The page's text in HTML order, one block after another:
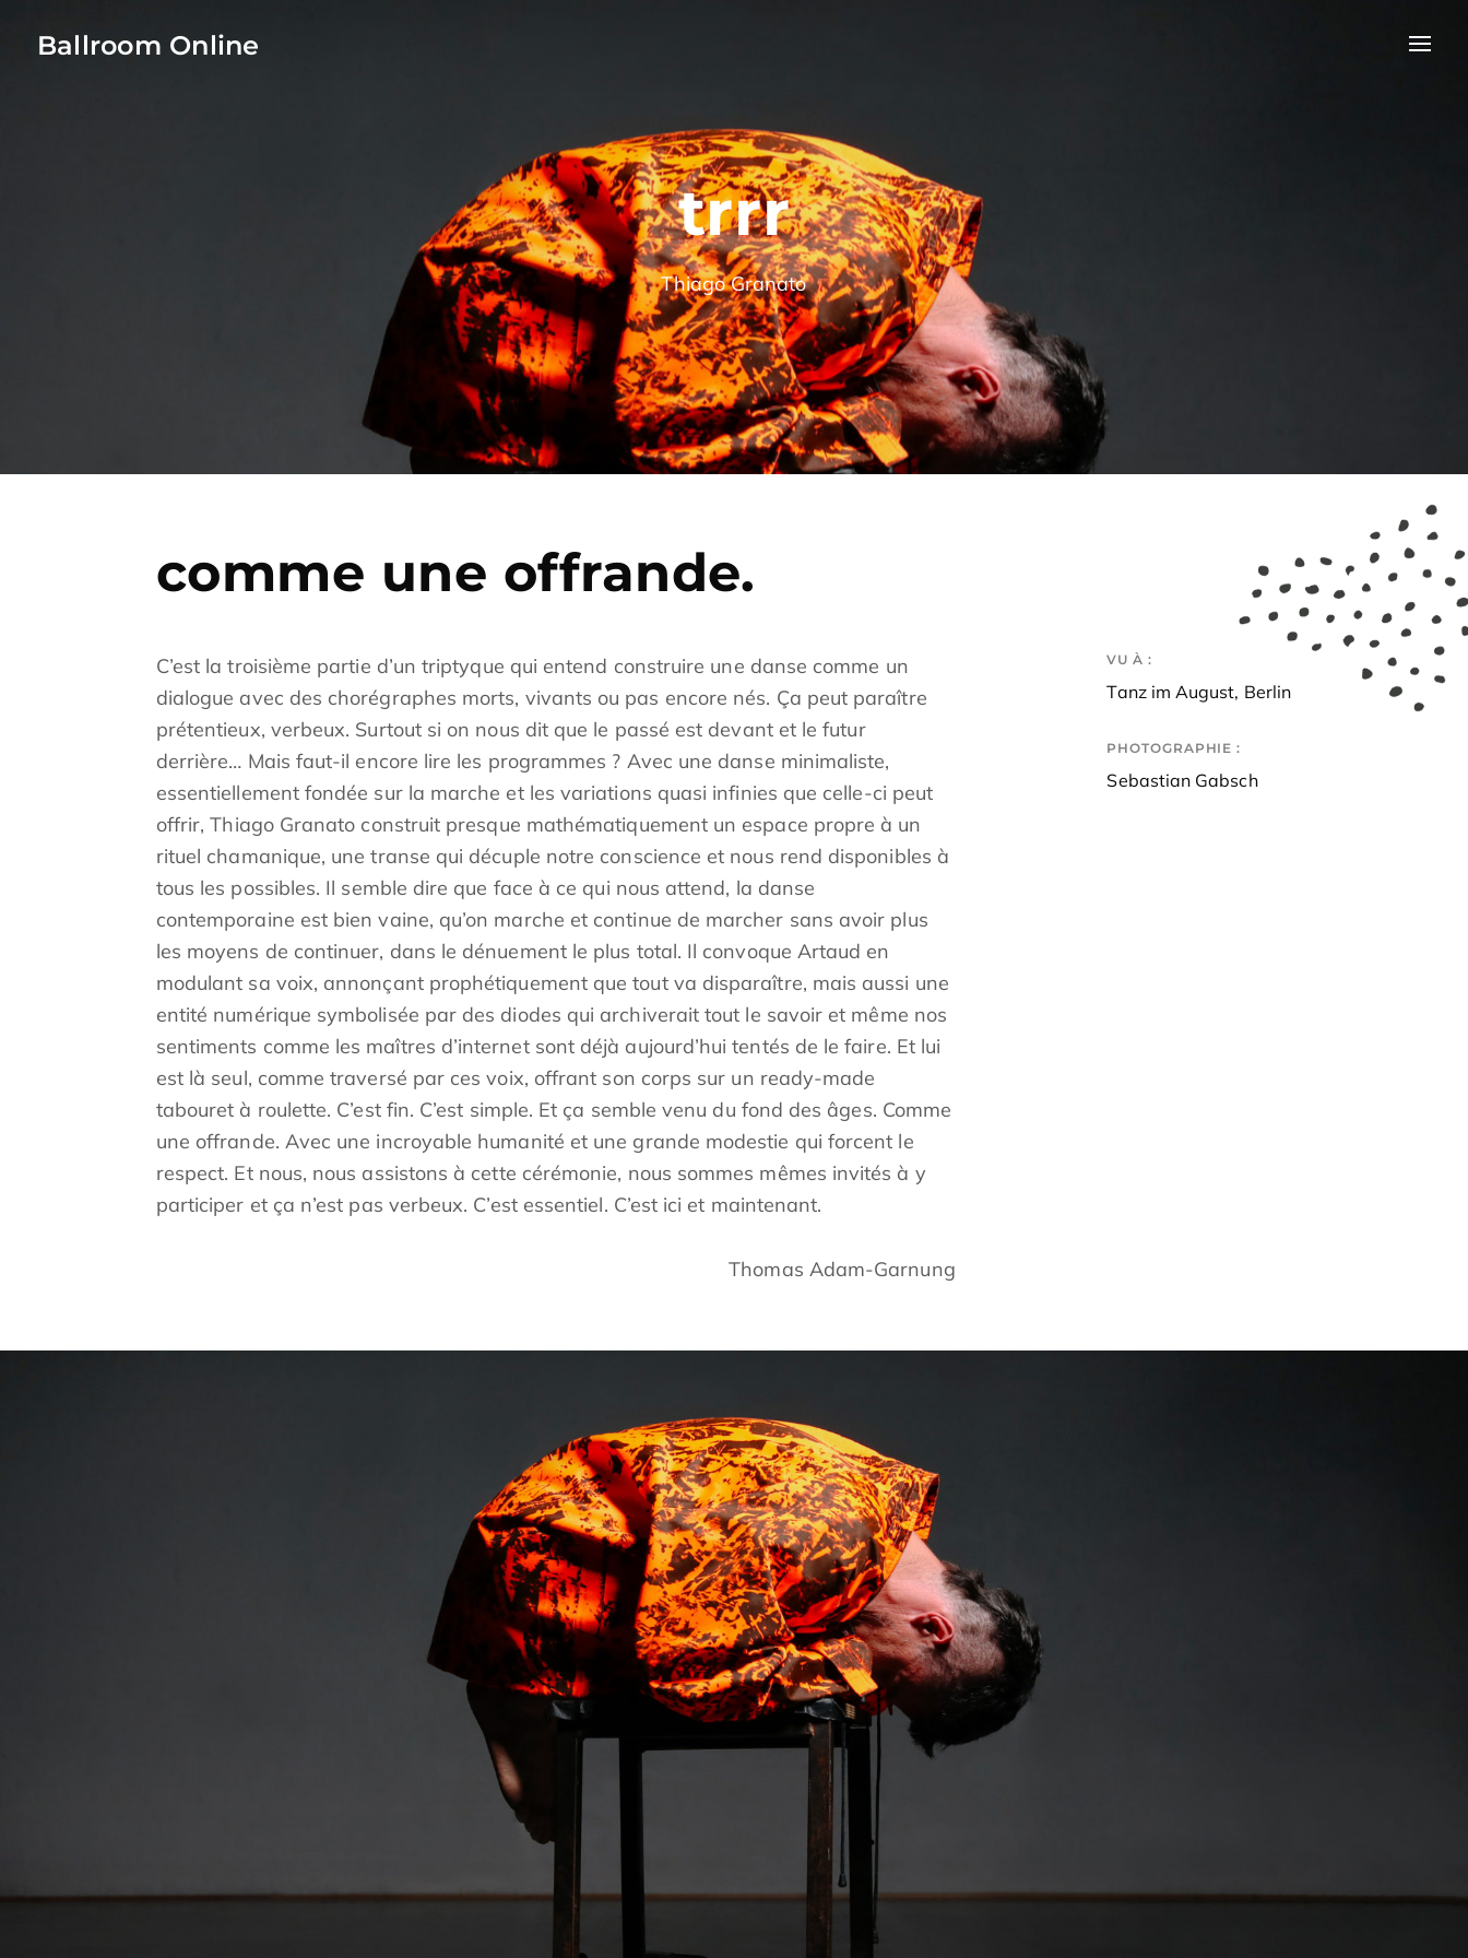
Ballroom Online
trrr
Thiago Granato
comme une offrande.
C’est la troisième partie d’un triptyque qui entend construire une danse comme un
dialogue avec des chorégraphes morts, vivants ou pas encore nés. Ça peut paraître
prétentieux, verbeux. Surtout si on nous dit que le passé est devant et le futur
derrière… Mais faut-il encore lire les programmes ? Avec une danse minimaliste,
essentiellement fondée sur la marche et les variations quasi infinies que celle-ci peut
offrir, Thiago Granato construit presque mathématiquement un espace propre à un
rituel chamanique, une transe qui décuple notre conscience et nous rend disponibles à
tous les possibles. Il semble dire que face à ce qui nous attend, la danse
contemporaine est bien vaine, qu’on marche et continue de marcher sans avoir plus
les moyens de continuer, dans le dénuement le plus total. Il convoque Artaud en
modulant sa voix, annonçant prophétiquement que tout va disparaître, mais aussi une
entité numérique symbolisée par des diodes qui archiverait tout le savoir et même nos
sentiments comme les maîtres d’internet sont déjà aujourd’hui tentés de le faire. Et lui
est là seul, comme traversé par ces voix, offrant son corps sur un ready-made
tabouret à roulette. C’est fin. C’est simple. Et ça semble venu du fond des âges. Comme
une offrande. Avec une incroyable humanité et une grande modestie qui forcent le
respect. Et nous, nous assistons à cette cérémonie, nous sommes mêmes invités à y
participer et ça n’est pas verbeux. C’est essentiel. C’est ici et maintenant.
Thomas Adam-Garnung
VU À :
Tanz im August, Berlin
PHOTOGRAPHIE :
Sebastian Gabsch